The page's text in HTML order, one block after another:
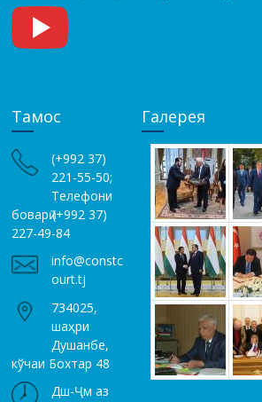
Тамос
(+992 37)
221-55-50;
Телефони
боварӣ (+992 37)
227-49-84
info@constc
ourt.tj
734025,
шаҳри
Душанбе,
кўчаи Бохтар 48
Дш-Ҷм аз
Галерея